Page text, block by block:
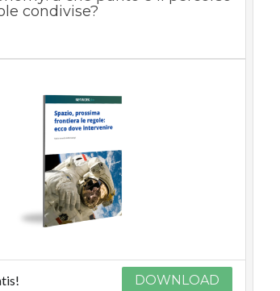
condivise?
DOWNLOAD